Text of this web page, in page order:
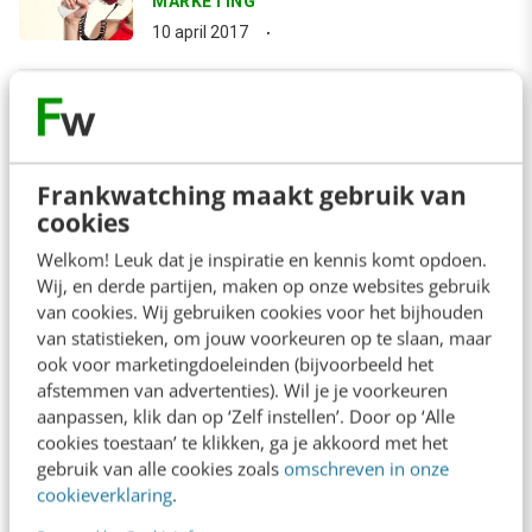
Frankwatching maakt gebruik van
cookies
Welkom! Leuk dat je inspiratie en kennis komt opdoen.
Wij, en derde partijen, maken op onze websites gebruik
van cookies. Wij gebruiken cookies voor het bijhouden
van statistieken, om jouw voorkeuren op te slaan, maar
ook voor marketingdoeleinden (bijvoorbeeld het
afstemmen van advertenties). Wil je je voorkeuren
aanpassen, klik dan op ‘Zelf instellen’. Door op ‘Alle
cookies toestaan’ te klikken, ga je akkoord met het
gebruik van alle cookies zoals omschreven in onze
cookieverklaring.
10 april 2017
Bekijk meer
Contact Redactie
redactie@frankwatching.com
+31 30 200 1045
Tarieven
Meer contactopties
Frankwatching